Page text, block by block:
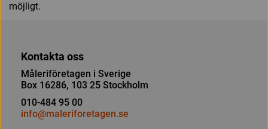
möjligt.
Kontakta oss
Måleriföretagen i Sverige
Box 16286, 103 25 Stockholm
010-484 95 00
info@maleriforetagen.se